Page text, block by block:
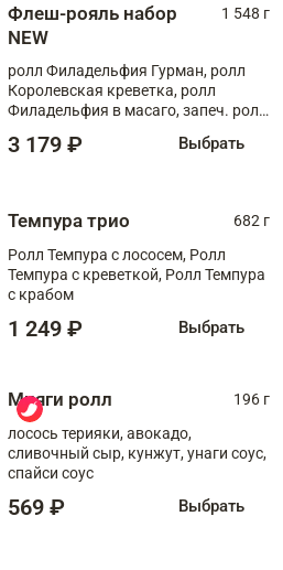
Флеш-рояль набор
NEW
1 548 г
ролл Филадельфия Гурман, ролл
Королевская креветка, ролл
Филадельфия в масаго, запеч. ролл
Тигровая креветка с моцареллой,
3 179 ₽ Выбрать
Темпура трио
682 г
Ролл Темпура с лососем, Ролл
Темпура с креветкой, Ролл Темпура
с крабом
1 249 ₽ Выбрать
Мияги ролл
196 г
лосось терияки, авокадо,
сливочный сыр, кунжут, унаги соус,
спайси соус
569 ₽ Выбрать